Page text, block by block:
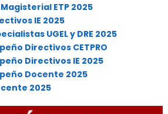
ETP 2025
IE 2025
UGEL y DRE 2025
Directivos CETPRO
Directivos IE 2025
Docente 2025
2025